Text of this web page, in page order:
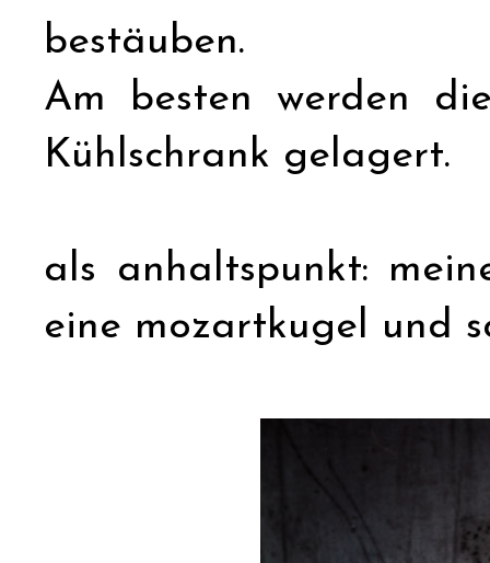
bestäuben.
Am besten werden
Kühlschrank gelagert.
als anhaltspunkt:
eine mozartkugel und